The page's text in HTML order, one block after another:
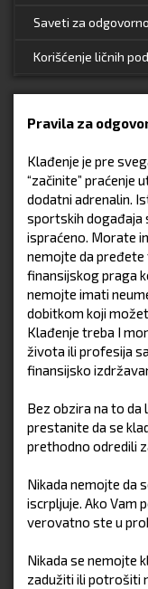
Saveti za
Korišćenje ličnih
Pravila za
Klađenje je pre
“začinite” praćenje
dodatni adrenalin.
sportskih događaja
ispraćeno. Morate
nemojte da pređete
finansijskog praga
nemojte imati
dobitkom koji
Klađenje treba I
života ili profesija
finansijsko
Bez obzira na to da
prestanite da se
prethodno odredili
Nikada nemojte da
iscrpljuje. Ako Vam
verovatno ste u
Nikada se nemojte
zadužiti ili potrošiti